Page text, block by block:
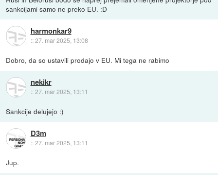
sankcijami samo ne preko EU. :D
harmonkar9
::27. mar 2025, 13:08
Dobro, da so ustavili prodajo v EU. Mi tega ne rabimo
nekikr
::27. mar 2025, 13:11
Sankcije delujejo :)
D3m
::27. mar 2025, 13:11
Jup.